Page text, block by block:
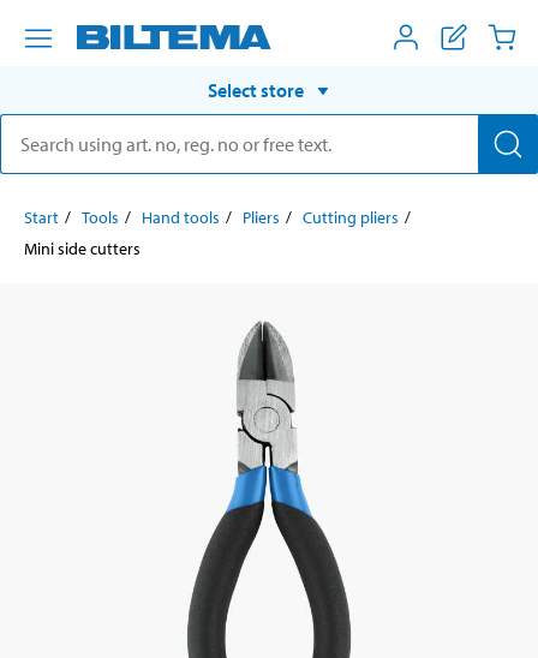
Select store
Start Tools Hand tools Pliers
Cutting pliers
Mini side cutters